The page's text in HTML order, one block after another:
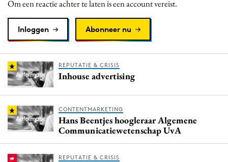
Reputatie & crisis
Om een reactie achter te laten is een account vereist.
Inloggen Abonneer nu
REPUTATIE & CRISIS
Inhouse advertising
CONTENTMARKETING
Hans Beentjes hoogleraar Algemene
Communicatiewetenschap UvA
REPUTATIE & CRISIS